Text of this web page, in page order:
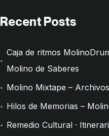
Recent Posts
Caja de ritmos
Molino de Saberes
Molino Mixtape –
Hilos de Memorias –
Remedio Cultural ·